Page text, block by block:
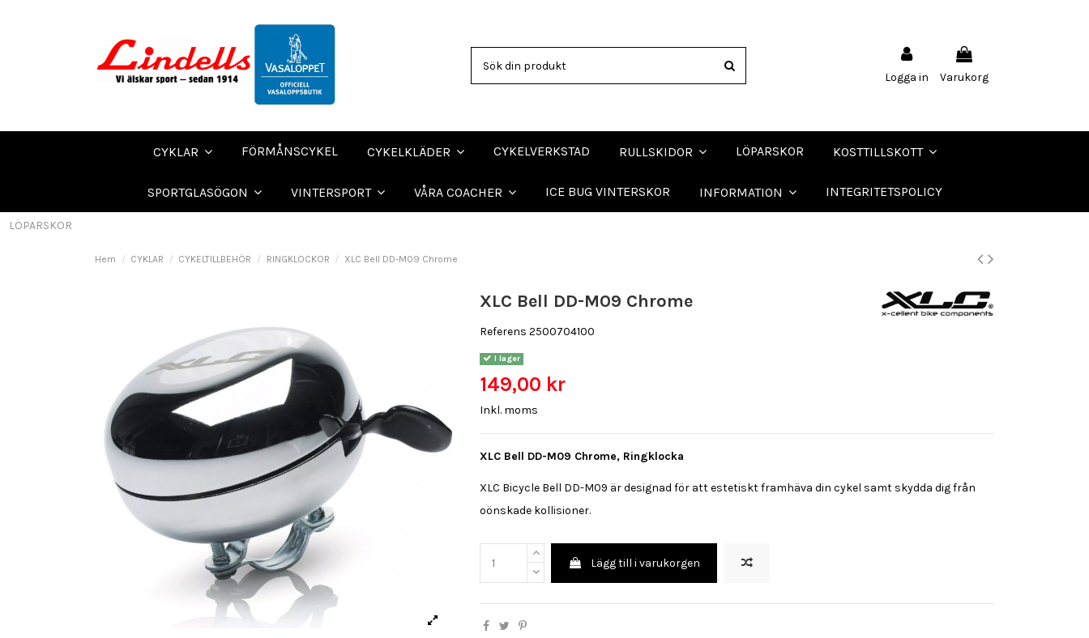
Logga in Varukorg
CYKLAR FÖRMÅNSCYKEL CYKELKLÄDER CYKELVERKSTAD RULLSKIDOR LÖPARSKOR KOSTTILLSKOTT
SPORTGLASÖGON VINTERSPORT VÅRA COACHER ICE BUG VINTERSKOR INFORMATION INTEGRITETSPOLICY
LÖPARSKOR
Hem CYKLAR CYKELTILLBEHÖR RINGKLOCKOR XLC Bell DD-M09 Chrome
XLC Bell DD-M09 Chrome
Referens 2500704100
I lager
149,00 kr
Inkl. moms
XLC Bell DD-M09 Chrome, Ringklocka
XLC Bicycle Bell DD-M09 är designad för att estetiskt framhäva din cykel samt skydda dig från
oönskade kollisioner.
Lägg till i varukorgen